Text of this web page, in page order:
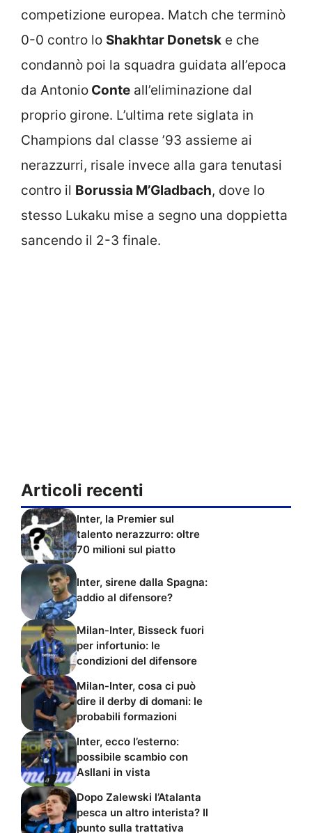
competizione europea. Match che terminò
0-0 contro lo Shakhtar Donetsk e che
condannò poi la squadra guidata all’epoca
da Antonio Conte all’eliminazione dal
proprio girone. L’ultima rete siglata in
Champions dal classe ’93 assieme ai
nerazzurri, risale invece alla gara tenutasi
contro il Borussia M’Gladbach, dove lo
stesso Lukaku mise a segno una doppietta
sancendo il 2-3 finale.
Articoli recenti
Inter, la Premier sul
talento nerazzurro: oltre
70 milioni sul piatto
Inter, sirene dalla Spagna:
addio al difensore?
Milan-Inter, Bisseck fuori
per infortunio: le
condizioni del difensore
Milan-Inter, cosa ci può
dire il derby di domani: le
probabili formazioni
Inter, ecco l’esterno:
possibile scambio con
Asllani in vista
Dopo Zalewski l’Atalanta
pesca un altro interista? Il
punto sulla trattativa